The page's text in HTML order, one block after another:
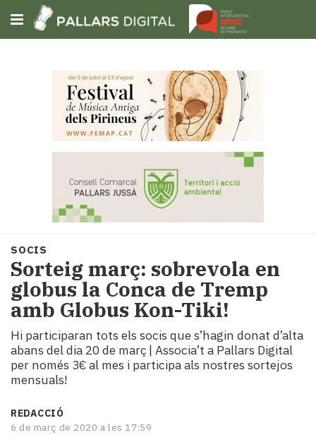
Subscriu-t'hi
Portada
Societat
Política
i
municipis
Economia
i
turisme
Cultura
Esports
tant!
TV
SOCIS
Sorteig març: sobrevola en
globus la Conca de Tremp
amb Globus Kon-Tiki!
Hi participaran tots els socis que s’hagin donat d’alta
abans del dia 20 de març | Associa’t a Pallars Digital
per només 3€ al mes i participa als nostres sortejos
mensuals!
REDACCIÓ
6 de març de 2020 a les 17:59